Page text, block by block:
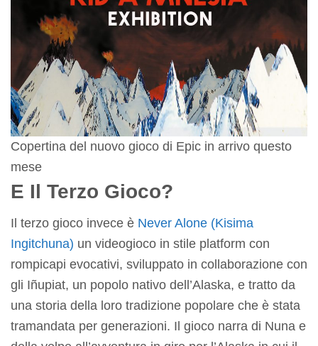
Copertina del nuovo gioco di Epic in arrivo questo
mese
E Il Terzo Gioco?
Il terzo gioco invece è Never Alone (Kisima
Ingitchuna) un videogioco in stile platform con
rompicapi evocativi, sviluppato in collaborazione con
gli Iñupiat, un popolo nativo dell’Alaska, e tratto da
una storia della loro tradizione popolare che è stata
tramandata per generazioni. Il gioco narra di Nuna e